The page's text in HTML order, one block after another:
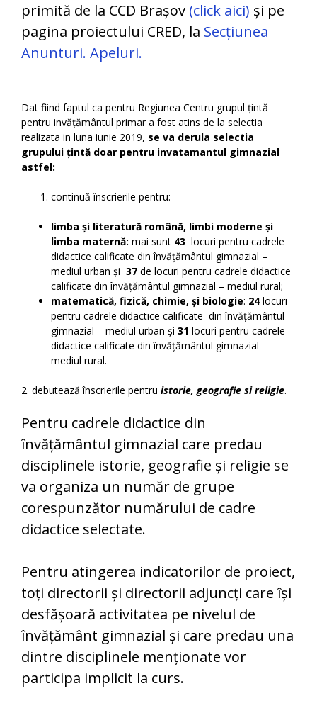
primită de la CCD Brașov (click aici) și pe
pagina proiectului CRED, la Secțiunea
Anunturi. Apeluri.
Dat fiind faptul ca pentru Regiunea Centru grupul țintă
pentru invățământul primar a fost atins de la selectia
realizata in luna iunie 2019, se va derula selectia
grupului țintă doar pentru invatamantul gimnazial
astfel:
continuă înscrierile pentru:
limba și literatură română, limbi moderne și
limba maternă: mai sunt 43 locuri pentru cadrele
didactice calificate din învățământul gimnazial –
mediul urban și 37 de locuri pentru cadrele didactice
calificate din învățământul gimnazial – mediul rural;
matematică, fizică, chimie, și biologie: 24locuri
pentru cadrele didactice calificate din învățământul
gimnazial – mediul urban și 31 locuri pentru cadrele
didactice calificate din învățământul gimnazial –
mediul rural.
2. debutează înscrierile pentru istorie, geografie si religie.
Pentru cadrele didactice din
învățământul gimnazial care predau
disciplinele istorie, geografie și religie se
va organiza un număr de grupe
corespunzător numărului de cadre
didactice selectate.
Pentru atingerea indicatorilor de proiect,
toți directorii și directorii adjuncți care își
desfășoară activitatea pe nivelul de
învățământ gimnazial și care predau una
dintre disciplinele menționate vor
participa implicit la curs.